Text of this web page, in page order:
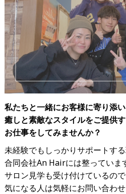
私たちと一緒にお客様に寄り添い
癒しと素敵なスタイルをご提供
お仕事をしてみませんか？
未経験でもしっかりサポートす
合同会社An Hairには整っていま
サロン見学も受け付けているので
気になる人は気軽にお問い合わせ